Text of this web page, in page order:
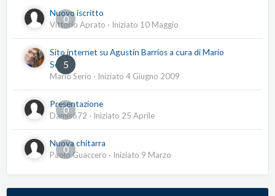
0
Nuovo iscritto
Vittorio Aprato · Iniziato 10 Maggio
5
Sito internet su Agustín Barrios a cura di Mario
Serio
Mario Serio · Iniziato 4 Giugno 2009
0
Presentazione
Damis672 · Iniziato 25 Aprile
0
Nuova chitarra
Paolo Guaccero · Iniziato 9 Marzo